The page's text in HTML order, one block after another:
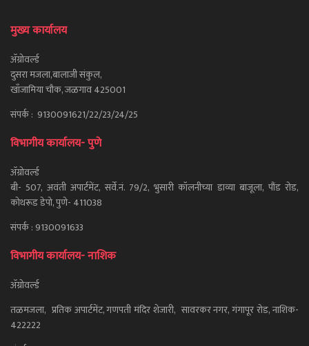
मुख्य कार्यालय
ॲग्रोवर्ल्ड
दुसरा मजला,बालाजी संकुल,
खाँजामिया चौक, जळगाव 425001
संपर्क : 9130091621/22/23/24/25
विभागीय कार्यालय- पुणे
ॲग्रोवर्ल्ड
बी- 507, अवंती अपार्टमेंट, सर्वे.नं. 79/2, भुसारी कॉलनीच्या डाव्या बाजूला, पौंड रोड,
कोथरूड डेपो, पुणे- 411038
संपर्क : 9130091633
विभागीय कार्यालय- नाशिक
ॲग्रोवर्ल्ड
तळमजला, प्रतिक अपार्टमेंट, गणपती मंदिर शेजारी, सावरकर नगर, गंगापूर रोड, नाशिक-
422222